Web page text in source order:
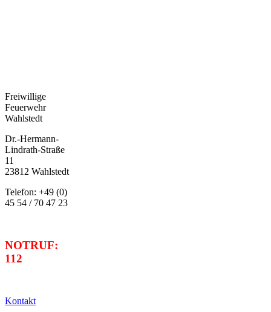
Freiwillige
Feuerwehr
Wahlstedt
Dr.-Hermann-
Lindrath-Straße
11
23812 Wahlstedt
Telefon: +49 (0)
45 54 / 70 47 23
NOTRUF:
112
Kontakt